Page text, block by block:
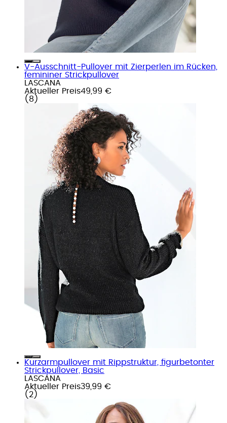
V-Ausschnitt-Pullover mit Zierperlen im Rücken,
femininer Strickpullover
LASCANA
Aktueller Preis49,99 €
( 8 )
Kurzarmpullover mit Rippstruktur, figurbetonter
Strickpullover, Basic
LASCANA
Aktueller Preis39,99 €
( 2 )